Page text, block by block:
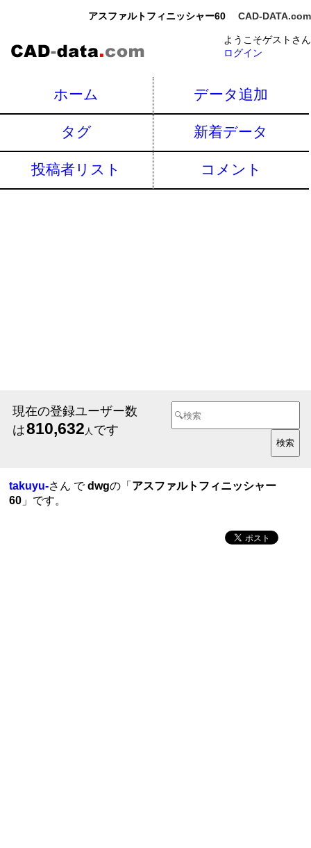
アスファルトフィニッシャー60 CAD-DATA.com
ようこそゲストさん
ログイン
ホーム データ追加
タグ 新着データ
投稿者リスト コメント
現在の登録ユーザー数
は810,632 人 です
takuyu-さん でdwgの「 アスファルトフィニッシャー
60 」です。